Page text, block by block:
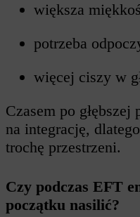
większa
potrzeba
więcej ciszy w
Czasem po
na integrację,
trochę przestrzeni.
Czy podczas EFT
początku nasilić?